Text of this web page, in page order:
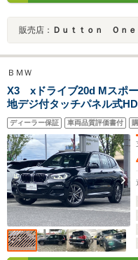
販売店： Ｄｕｔｔｏｎ Ｏｎ
ＢＭＷ
X3 xドライブ20d Mスポ
地デジ付タッチパネル式
ク+トップビューカメラ
ヒーター リアシートバック
ディーラー保証 車両品質評価書付